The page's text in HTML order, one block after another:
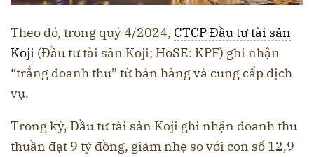
Theo đó, trong quý 4/2024, CTCP Đầu tư tài sản
Koji (Đầu tư tài sản Koji; HoSE: KPF) ghi nhận
“trắng doanh thu” từ bán hàng và cung cấp dịch
vụ.
Trong kỳ, Đầu tư tài sản Koji ghi nhận doanh thu
thuần đạt 9 tỷ đồng, giảm nhẹ so với con số 12,9